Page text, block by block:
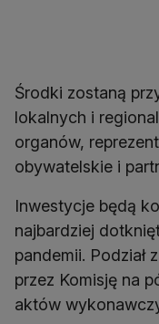
Środki zostaną
lokalnych i
organów,
obywatelskie i
Inwestycje będą
najbardziej
pandemii. Podział
przez Komisję na
aktów